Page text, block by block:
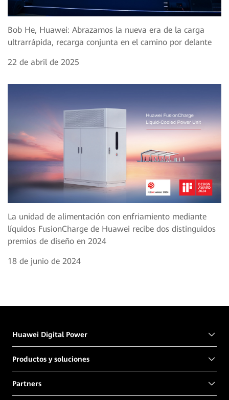
Bob He, Huawei: Abrazamos la nueva era de la carga
ultrarrápida, recarga conjunta en el camino por delante
22 de abril de 2025
La unidad de alimentación con enfriamiento mediante
líquidos FusionCharge de Huawei recibe dos distinguidos
premios de diseño en 2024
18 de junio de 2024
Huawei Digital Power
Productos y soluciones
Partners